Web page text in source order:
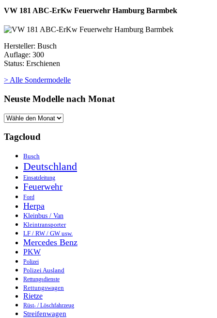
VW 181 ABC-ErKw Feuerwehr Hamburg Barmbek
Hersteller: Busch
Auflage: 300
Status: Erschienen
> Alle Sondermodelle
Neuste Modelle nach Monat
Tagcloud
Busch
Deutschland
Einsatzleitung
Feuerwehr
Ford
Herpa
Kleinbus / Van
Kleintransporter
LF / RW / GW usw.
Mercedes Benz
PKW
Polizei
Polizei Ausland
Rettungsdienste
Rettungswagen
Rietze
Rüst- / Löschfahrzeug
Streifenwagen